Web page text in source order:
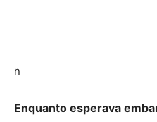
n
Enquanto esperava